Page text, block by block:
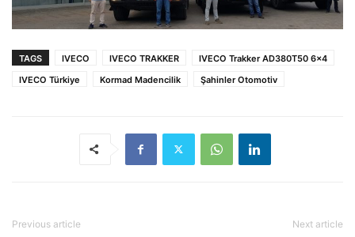
TAGS IVECO IVECO TRAKKER
IVECO Trakker AD380T50 6x4
IVECO Türkiye
Kormad Madencilik Şahinler Otomotiv
Previous article Next article